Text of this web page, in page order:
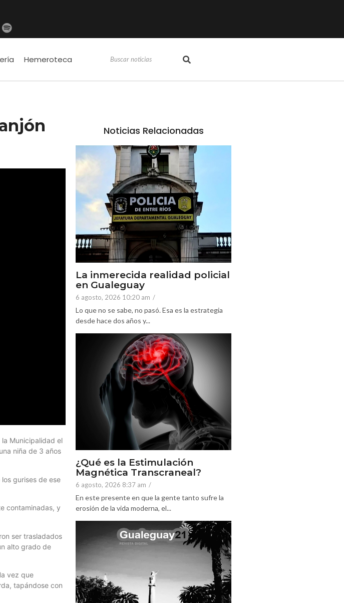
Hemeroteca
Municipalidad el
niña de 3 años
gurises de ese
contaminadas, y
ser trasladados
alto grado de
vez que
tapándose con
Noticias Relacionadas
La inmerecida realidad policial
en Gualeguay
6 agosto, 2026 10:20 am /
Lo que no se sabe, no pasó. Esa es la estrategia
desde hace dos años y...
¿Qué es la Estimulación
Magnética Transcraneal?
6 agosto, 2026 8:37 am /
En este presente en que la gente tanto sufre la
erosión de la vida moderna, el...